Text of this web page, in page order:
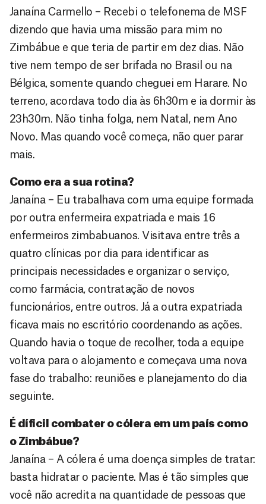
Janaína Carmello – Recebi o telefonema de MSF
dizendo que havia uma missão para mim no
Zimbábue e que teria de partir em dez dias. Não
tive nem tempo de ser brifada no Brasil ou na
Bélgica, somente quando cheguei em Harare. No
terreno, acordava todo dia às 6h30m e ia dormir às
23h30m. Não tinha folga, nem Natal, nem Ano
Novo. Mas quando você começa, não quer parar
mais.
Como era a sua rotina?
Janaína – Eu trabalhava com uma equipe formada
por outra enfermeira expatriada e mais 16
enfermeiros zimbabuanos. Visitava entre três a
quatro clínicas por dia para identificar as
principais necessidades e organizar o serviço,
como farmácia, contratação de novos
funcionários, entre outros. Já a outra expatriada
ficava mais no escritório coordenando as ações.
Quando havia o toque de recolher, toda a equipe
voltava para o alojamento e começava uma nova
fase do trabalho: reuniões e planejamento do dia
seguinte.
É díficil combater o cólera em um país como
o Zimbábue?
Janaína – A cólera é uma doença simples de tratar:
basta hidratar o paciente. Mas é tão simples que
você não acredita na quantidade de pessoas que